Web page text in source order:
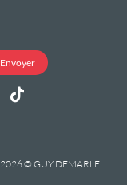
2026 © GUY DEMARLE